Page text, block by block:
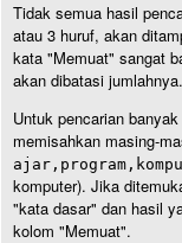
Tidak semua hasil
atau 3 huruf, akan
kata "Memuat" sangat
akan dibatasi jumlahnya.
Untuk pencarian
memisahkan masing-
komputer). Jika
"kata dasar" dan hasil
kolom "Memuat".